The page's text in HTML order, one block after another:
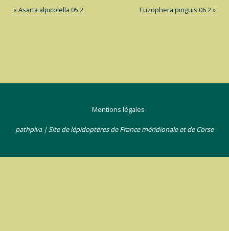
«Asarta alpicolella 05 2 Euzophera pinguis 06 2»
Mentions légales
pathpiva | Site de lépidoptères de France méridionale et de Corse